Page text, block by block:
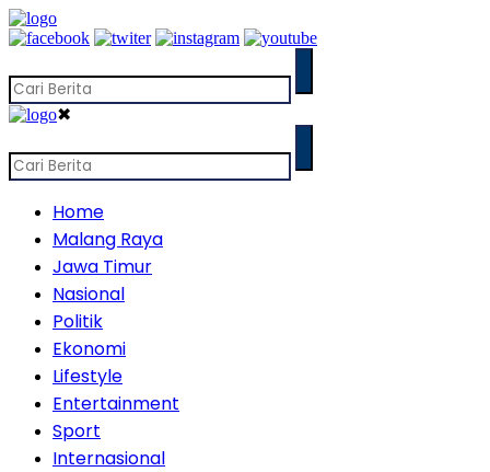
✖
Home
Malang Raya
Jawa Timur
Nasional
Politik
Ekonomi
Lifestyle
Entertainment
Sport
Internasional